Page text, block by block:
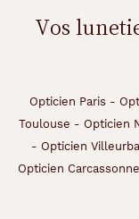
Vos
Opticien Paris -
Toulouse - Opticien
- Opticien
Opticien Carcassonne